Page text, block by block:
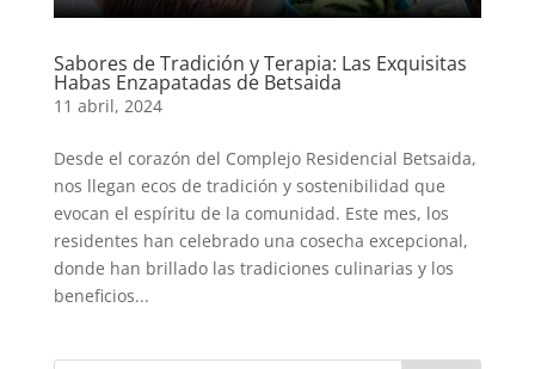
Sabores de Tradición y Terapia: Las Exquisitas
Habas Enzapatadas de Betsaida
11 abril, 2024
Desde el corazón del Complejo Residencial Betsaida,
nos llegan ecos de tradición y sostenibilidad que
evocan el espíritu de la comunidad. Este mes, los
residentes han celebrado una cosecha excepcional,
donde han brillado las tradiciones culinarias y los
beneficios...